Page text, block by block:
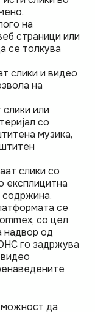
на
страници или
се толкува
слики и видео
на
или
со
музика,
слики со
експлицитна
содржина.
се
со цел
надвор од
го задржува
можност да